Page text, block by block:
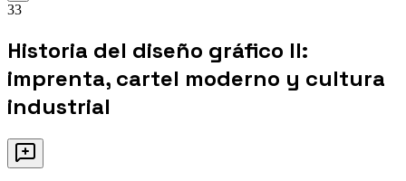
33
Historia del diseño gráfico II:
imprenta, cartel moderno y cultura
industrial